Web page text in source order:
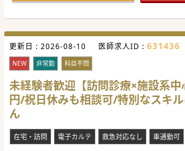
更新日 : 2026-08-10 医師求人ID : 631436
NEW 非常勤 科目不問
未経験者歓迎【訪問診療×施設系
円/祝日休みも相談可/特別なスキ
ん
在宅・訪問 電子カルテ 救急対応なし 車通勤可